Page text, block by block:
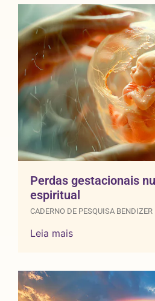
Perdas gestacionais
espiritual
CADERNO DE PESQUISA
Leia mais